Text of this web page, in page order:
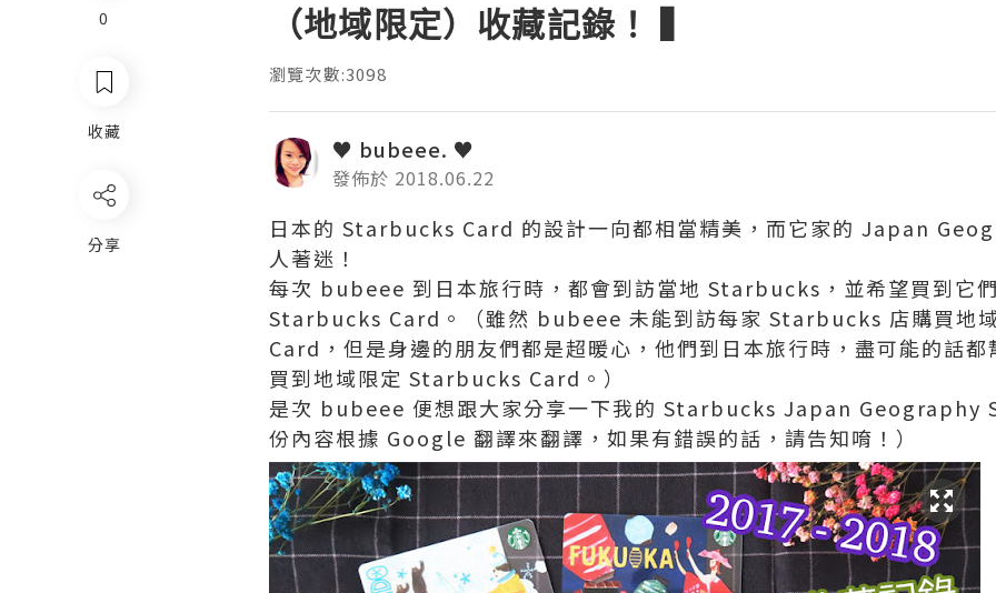
0
收藏
分享
（地域限定）收藏記錄！ ▍
瀏覽次數:3098
♥ bubeee. ♥
發佈於 2018.06.22
日本的 Starbucks Card 的設計一向都相當精美，而它家的 Japan
人著迷！
每次 bubeee 到日本旅行時，都會到訪當地 Starbucks，並希望買到它
Starbucks Card。（雖然 bubeee 未能到訪每家 Starbucks 店購買地
Card，但是身邊的朋友們都是超暖心，他們到日本旅行時，盡可能的話
買到地域限定 Starbucks Card。）
是次 bubeee 便想跟大家分享一下我的 Starbucks Japan Geography
份內容根據 Google 翻譯來翻譯，如果有錯誤的話，請告知唷！）